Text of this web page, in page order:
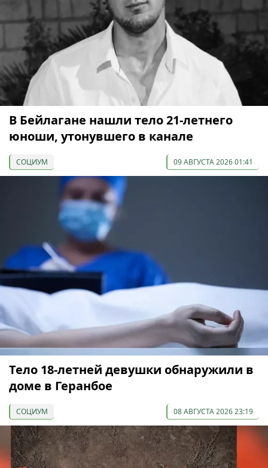
В Бейлагане нашли тело 21-летнего
юноши, утонувшего в канале
СОЦИУМ 09 АВГУСТА 2026 01:41
Тело 18-летней девушки обнаружили в
доме в Геранбое
СОЦИУМ 08 АВГУСТА 2026 23:19